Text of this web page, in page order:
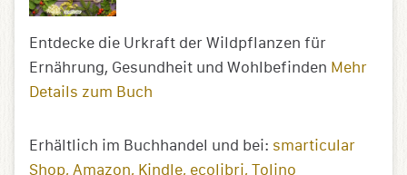
Entdecke die Urkraft der Wildpflanzen für
Ernährung, Gesundheit und Wohlbefinden Mehr
Details zum Buch
Erhältlich im Buchhandel und bei: smarticular
Shop Amazon Kindle ecolibri Tolino